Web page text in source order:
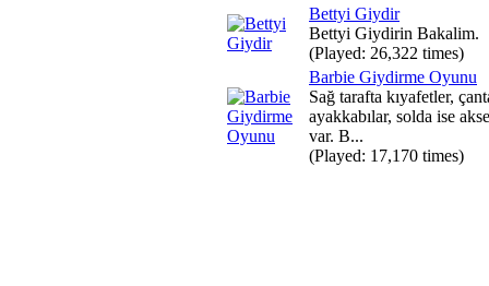
Bettyi Giydir
Bettyi Giydirin Bakalim.
(Played: 26,322 times)
Barbie Giydirme Oyunu
Sağ tarafta kıyafetler,
ayakkabılar, solda ise
var. B...
(Played: 17,170 times)